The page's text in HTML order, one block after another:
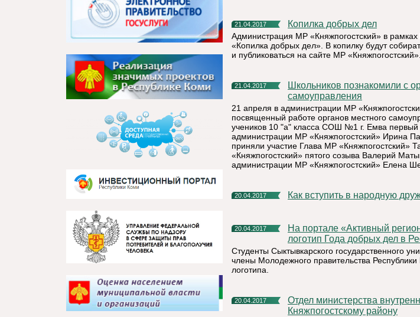
21.04.2017 Копилка добрых дел
Администрация МР «Княжпогостский» в
«Копилка добрых дел». В копилку будут
и публиковаться на сайте МР «Княжпогостский».
21.04.2017
Школьников познакомили с органами местного
самоуправления
21 апреля в администрации МР
посвященный работе органов местного
учеников 10 "а" класса СОШ №1 г. Емва первый
администрации МР «Княжпогостский» Ирина
приняли участие Глава МР «Княжпогостский»
«Княжпогостский» пятого созыва Валерий
администрации МР «Княжпогостский» Елена
20.04.2017 Как вступить в народную
20.04.2017
На портале «Активный регион» объявлено голосование за
логотип Года добрых дел в
Студенты Сыктывкарского государственного
члены Молодежного правительства
логотипа.
20.04.2017
Отдел министерства внутренних дел России по
Княжпогостскому району